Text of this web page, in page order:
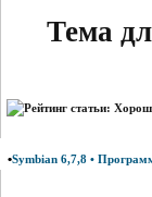
Тема
•Symbian 6,7,8 •